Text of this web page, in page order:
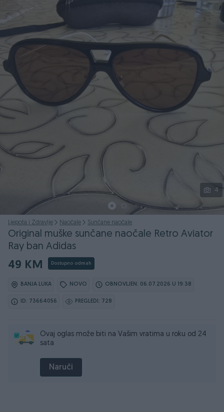
4
Ljepota i Zdravlje Naočale Sunčane naočale
Original muške sunčane naočale Retro Aviator
Ray ban Adidas
49 KM Dostupno odmah
BANJA LUKA NOVO OBNOVLJEN: 06.07.2026 U 19:38
ID: 73664056 PREGLEDI: 728
Ovaj oglas može biti na Vašim vratima u roku od 24
sata
Naruči